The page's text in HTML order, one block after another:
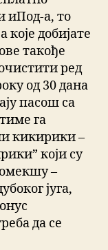
иПод-а, то
добијате
такође
ред
од 30 дана
пасош са
га
кикирики –
који су
–
југа,
да се